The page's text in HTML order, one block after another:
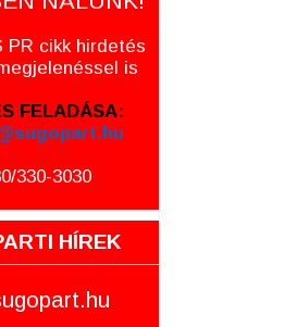
PR cikk hirdetés
is
FELADÁSA:
330-3030
HÍREK